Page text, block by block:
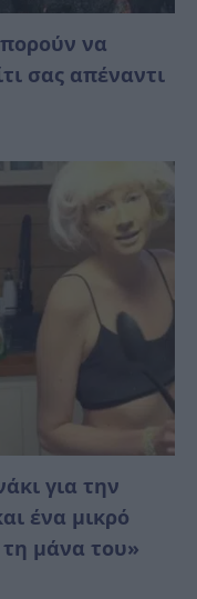
να
σας απέναντι
για την
ένα μικρό
τη μάνα του»